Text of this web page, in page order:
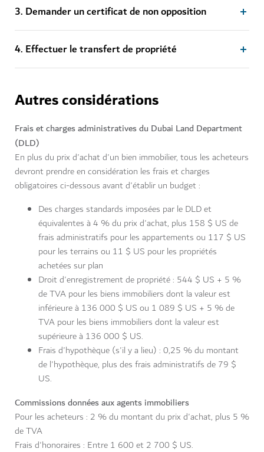
3. Demander un certificat de non opposition
4. Effectuer le transfert de propriété
Autres considérations
Frais et charges administratives du Dubai Land Department
(DLD)
En plus du prix d'achat d'un bien immobilier, tous les acheteurs
devront prendre en considération les frais et charges
obligatoires ci-dessous avant d'établir un budget :
Des charges standards imposées par le DLD et
équivalentes à 4 % du prix d'achat, plus 158 $ US de
frais administratifs pour les appartements ou 117 $ US
pour les terrains ou 11 $ US pour les propriétés
achetées sur plan
Droit d'enregistrement de propriété : 544 $ US + 5 %
de TVA pour les biens immobiliers dont la valeur est
inférieure à 136 000 $ US ou 1 089 $ US + 5 % de
TVA pour les biens immobiliers dont la valeur est
supérieure à 136 000 $ US.
Frais d'hypothèque (s'il y a lieu) : 0,25 % du montant
de l'hypothèque, plus des frais administratifs de 79 $
US.
Commissions données aux agents immobiliers
Pour les acheteurs : 2 % du montant du prix d'achat, plus 5 %
de TVA
Frais d'honoraires : Entre 1 600 et 2 700 $ US.